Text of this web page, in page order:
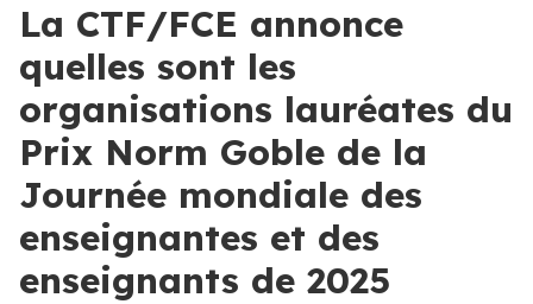
La CTF/FCE annonce
quelles sont les
organisations lauréates du
Prix Norm Goble de la
Journée mondiale des
enseignantes et des
enseignants de 2025